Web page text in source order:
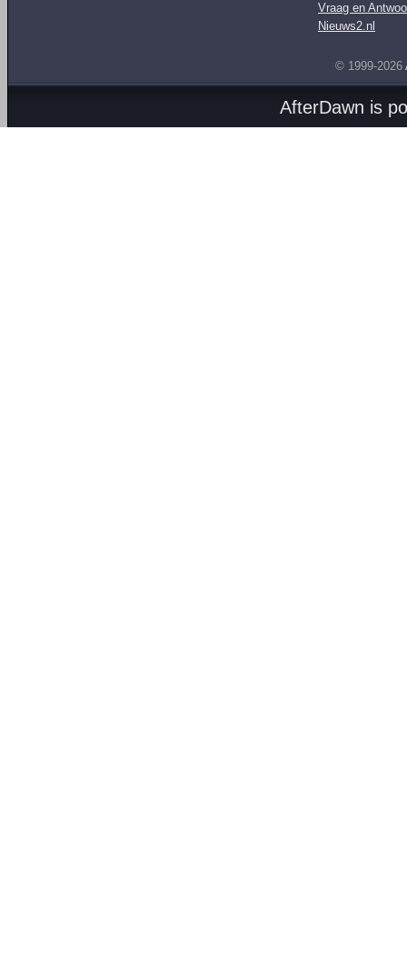
Vraag en
Nieuws2.nl
© 1999-2026
AfterDawn is